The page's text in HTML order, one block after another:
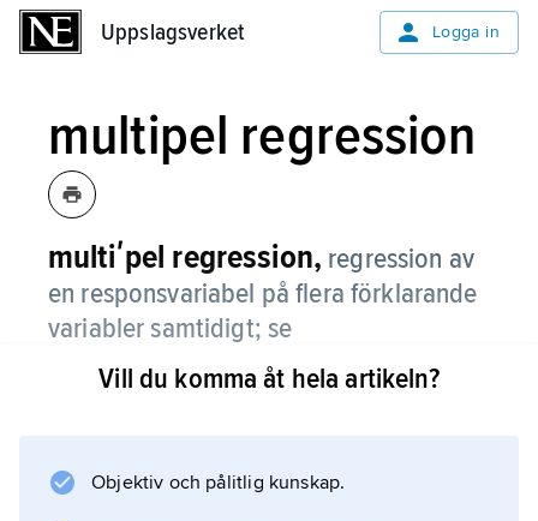
Uppslagsverket Logga in
multipel regression
multiʹpel regression, regression av
en responsvariabel på flera förklarande
variabler samtidigt; se
regressionsanalys
Vill du komma åt hela artikeln?
Objektiv och pålitlig kunskap.